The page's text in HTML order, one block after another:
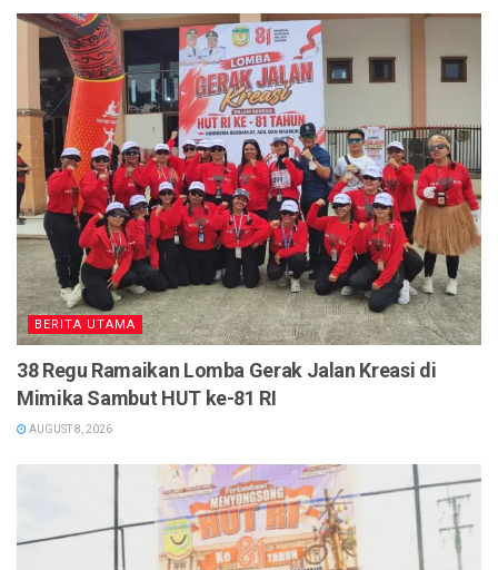
BERITA UTAMA
38 Regu Ramaikan Lomba Gerak Jalan Kreasi di
Mimika Sambut HUT ke-81 RI
AUGUST 8, 2026